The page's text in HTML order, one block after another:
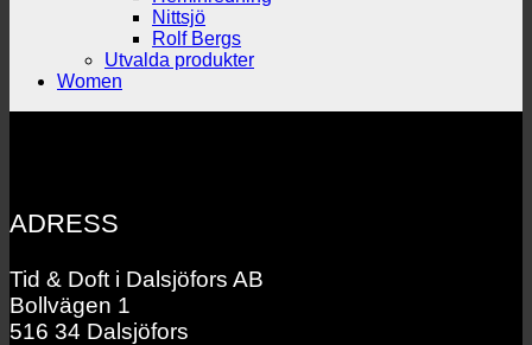
Nittsjö
Rolf Bergs
Utvalda produkter
Women
ADRESS
Tid & Doft i Dalsjöfors AB
Bollvägen 1
516 34 Dalsjöfors